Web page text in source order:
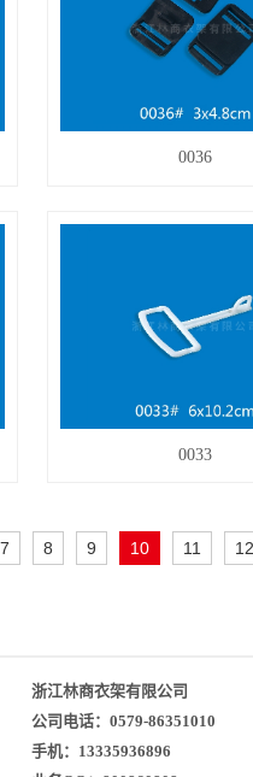
0036
0033
7 8 9 10 11
浙江林商衣架有限公司
公司电话：0579-86351010
手机：13335936896